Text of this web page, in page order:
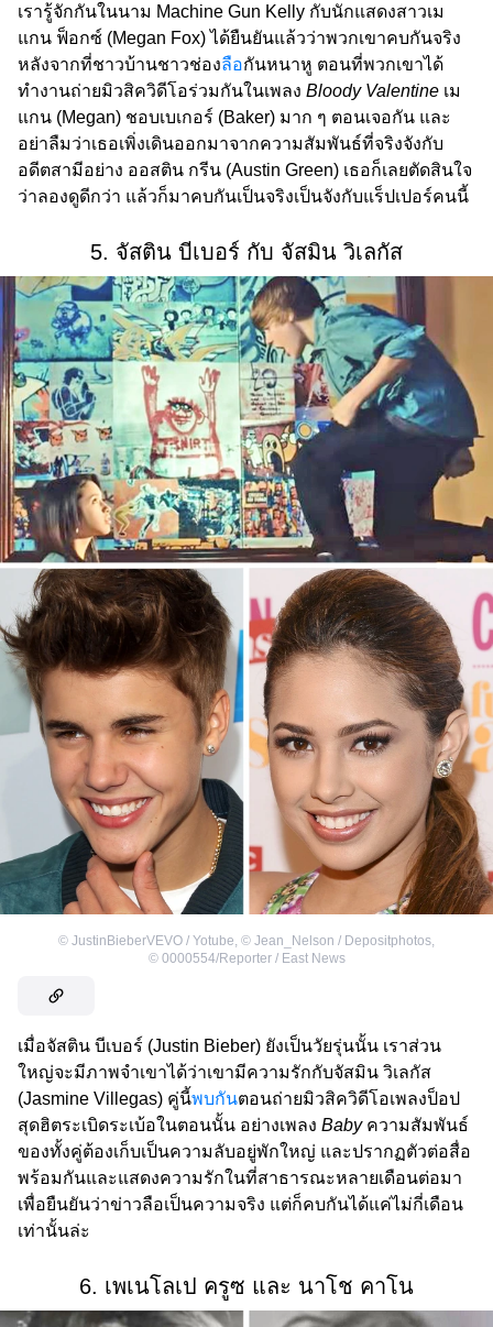
เรารู้จักกันในนาม Machine Gun Kelly กับนักแสดงสาวเม
แกน ฟ็อกซ์ (Megan Fox) ได้ยืนยันแล้วว่าพวกเขาคบกันจริง
หลังจากที่ชาวบ้านชาวช่องลือกันหนาหู ตอนที่พวกเขาได้
ทำงานถ่ายมิวสิควิดีโอร่วมกันในเพลง Bloody Valentine เม
แกน (Megan) ชอบเบเกอร์ (Baker) มาก ๆ ตอนเจอกัน และ
อย่าลืมว่าเธอเพิ่งเดินออกมาจากความสัมพันธ์ที่จริงจังกับ
อดีตสามีอย่าง ออสติน กรีน (Austin Green) เธอก็เลยตัดสินใจ
ว่าลองดูดีกว่า แล้วก็มาคบกันเป็นจริงเป็นจังกับแร็ปเปอร์คนนี้
5. จัสติน บีเบอร์ กับ จัสมิน วิเลกัส
© JustinBieberVEVO / Yotube, © Jean_Nelson / Depositphotos,
© 0000554/Reporter / East News
เมื่อจัสติน บีเบอร์ (Justin Bieber) ยังเป็นวัยรุ่นนั้น เราส่วน
ใหญ่จะมีภาพจำเขาได้ว่าเขามีความรักกับจัสมิน วิเลกัส
(Jasmine Villegas) คู่นี้พบกันตอนถ่ายมิวสิควิดีโอเพลงป็อป
สุดฮิตระเบิดระเบ้อในตอนนั้น อย่างเพลง Baby ความสัมพันธ์
ของทั้งคู่ต้องเก็บเป็นความลับอยู่พักใหญ่ และปรากฏตัวต่อสื่อ
พร้อมกันและแสดงความรักในที่สาธารณะหลายเดือนต่อมา
เพื่อยืนยันว่าข่าวลือเป็นความจริง แต่ก็คบกันได้แค่ไม่กี่เดือน
เท่านั้นล่ะ
6. เพเนโลเป ครูซ และ นาโช คาโน